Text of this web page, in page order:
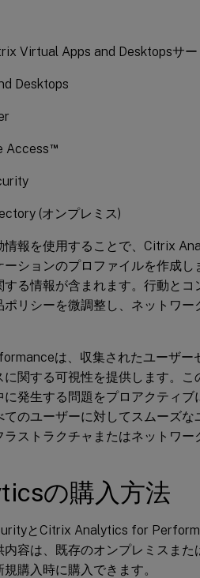
Virtual Apps and Desktopsサー
Desktops
Access™
(オンプレミス)
情報を使用することで、Citrix
ションのプロファイルを作成し
る情報が含まれます。行動と
リシーを微調整し、ネットワー
は、収集されたユーザー
関する可視性を提供します。
発生する問題をプロアクティ
のユーザーに対してスムーズ
ストラクチャまたはネットワー
の購入方法
とCitrix Analytics for
内容は、既存のオンプレミスま
購入時に購入できます。